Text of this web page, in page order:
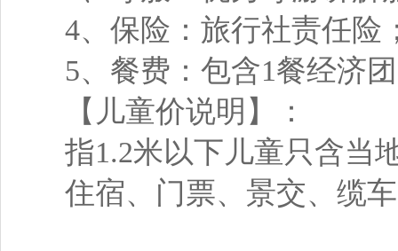
4、保险：旅行社责任险
5、餐费：包含1餐经济
【儿童价说明】：
指1.2米以下儿童只含当
住宿、门票、景交、缆